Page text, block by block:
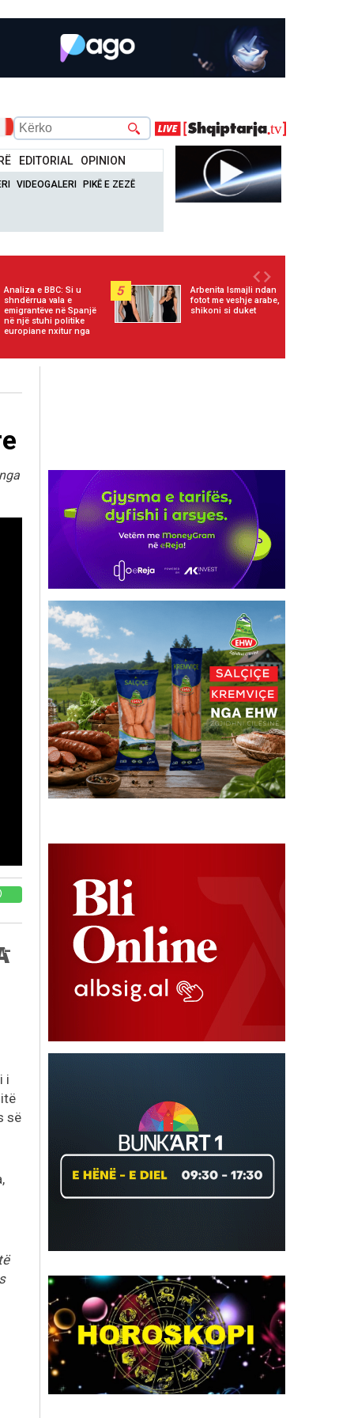
EDITORIAL OPINION
VIDEOGALERI PIKË E ZEZË
Analiza e BBC: Si u
shndërrua vala e
emigrantëve në Spanjë
në një stuhi politike
europiane nxitur nga
5
Arbenita Ismajli ndan
fotot me veshje arabe,
shikoni si duket
i
së